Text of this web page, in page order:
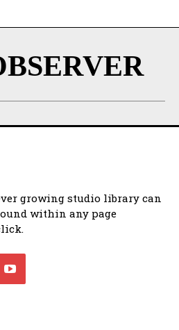
growing studio library can
within any page